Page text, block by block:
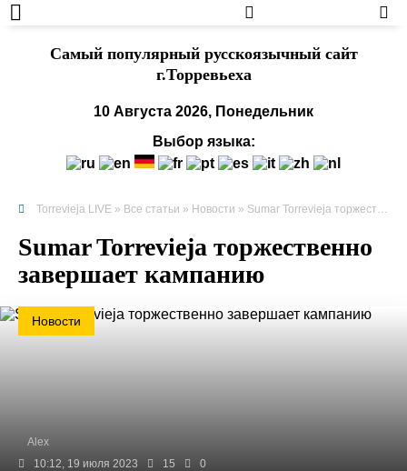
Cамый популярный русскоязычный сайт
г.Торревьеха
10 Августа 2026, Понедельник
Выбор языка:
Torrevieja LIVE » Все статьи » Новости » Sumar Torrevieja торжественно завершает кампанию
Sumar Torrevieja торжественно
завершает кампанию
Новости
Alex
10:12, 19 июля 2023
15 0